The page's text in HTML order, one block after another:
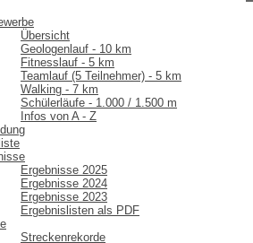
Übersicht
Geologenlauf - 10 km
Fitnesslauf - 5 km
Teamlauf (5 Teilnehmer) - 5 km
Walking - 7 km
Schülerläufe - 1.000 / 1.500 m
Infos von A - Z
Ergebnisse 2025
Ergebnisse 2024
Ergebnisse 2023
Ergebnislisten als PDF
Streckenrekorde